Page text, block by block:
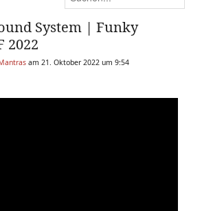
System | Funky
2022
am 21. Oktober 2022 um 9:54